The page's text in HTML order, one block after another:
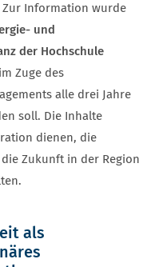
Information wurde
und
der Hochschule
Zuge des
alle drei Jahre
soll. Die Inhalte
dienen, die
Zukunft in der Region
als